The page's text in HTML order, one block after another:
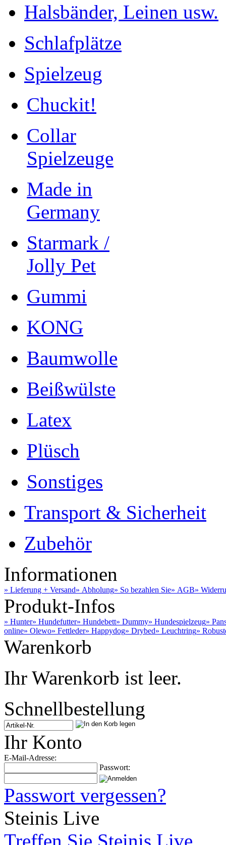
Halsbänder, Leinen usw.
Schlafplätze
Spielzeug
Chuckit!
Collar
Spielzeuge
Made in
Germany
Starmark /
Jolly Pet
Gummi
KONG
Baumwolle
Beißwülste
Latex
Plüsch
Sonstiges
Transport & Sicherheit
Zubehör
Informationen
» Lieferung + Versand» Abholung» So bezahlen Sie» AGB»
Produkt-Infos
» Hunter» Hundefutter» Hundebett» Dummy» Hundespielzeug»
online» Olewo» Fettleder» Happydog» Drybed» Leuchtring»
Warenkorb
Ihr Warenkorb ist leer.
Schnellbestellung
Ihr Konto
E-Mail-Adresse:
Passwort:
Passwort vergessen?
Steinis Live
Treffen Sie Steinis Live